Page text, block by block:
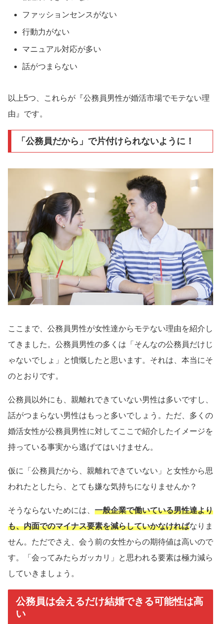
ファッションセンスがない
行動力がない
マニュアル対応が多い
話がつまらない
以上5つ、これらが『公務員男性が婚活市場でモテない理
由』です。
「公務員だから」で片付けられないように！
ここまで、公務員男性が女性達からモテない理由を紹介し
てきました。公務員男性の多くは「そんなの公務員だけじ
ゃないでしょ」と憤慨したと思います。それは、本当にそ
のとおりです。
公務員以外にも、親離れできていない男性は多いですし、
話がつまらない男性はもっと多いでしょう。ただ、多くの
婚活女性が公務員男性に対してここで紹介したイメージを
持っている事実から逃げてはいけません。
仮に「公務員だから、親離れできていない」と女性から思
われたとしたら、とても嫌な気持ちになりませんか？
そうならないためには、 一般企業で働いている男性達より
も、内面でのマイナス要素を減らしていかなければなりま
せん。ただでさえ、会う前の女性からの期待値は高いので
す。「会ってみたらガッカリ」と思われる要素は極力減ら
していきましょう。
公務員は会えるだけ結婚できる可能性は高
い